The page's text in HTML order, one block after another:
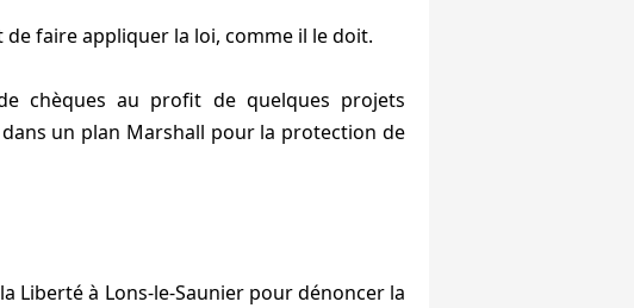
faire appliquer la loi, comme il le doit.
chèques au profit de quelques projets
un plan Marshall pour la protection de
Liberté à Lons-le-Saunier pour dénoncer la